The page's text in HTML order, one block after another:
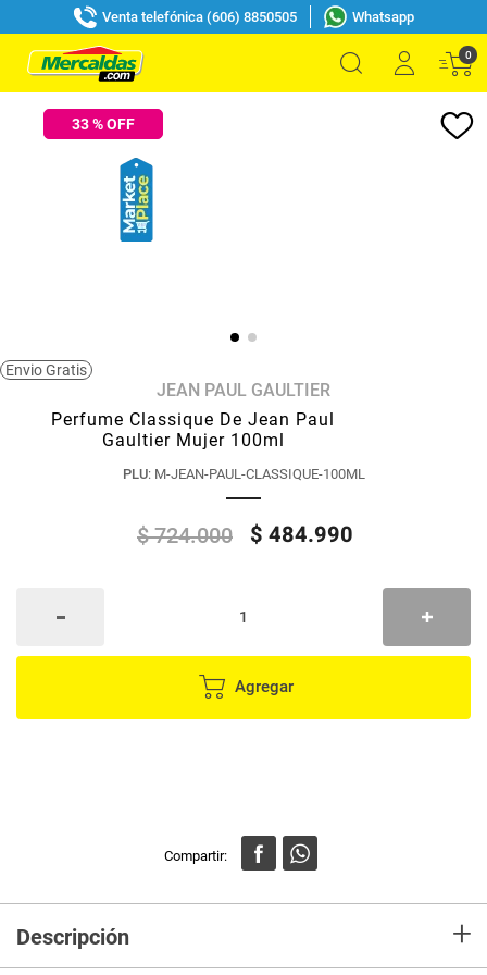
Venta telefónica (606) 8850505 Whatsapp
0
33% OFF
Envio Gratis
JEAN PAUL GAULTIER
Perfume Classique De Jean Paul
Gaultier Mujer 100ml
PLU: M-JEAN-PAUL-CLASSIQUE-100ML
$ 724.000 $ 484.990
Agregar
Descripción +